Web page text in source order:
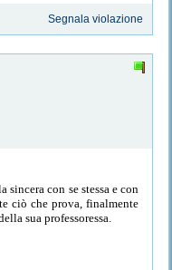
Segnala violazione
con se stessa e con
ciò che prova, finalmente
sua professoressa.